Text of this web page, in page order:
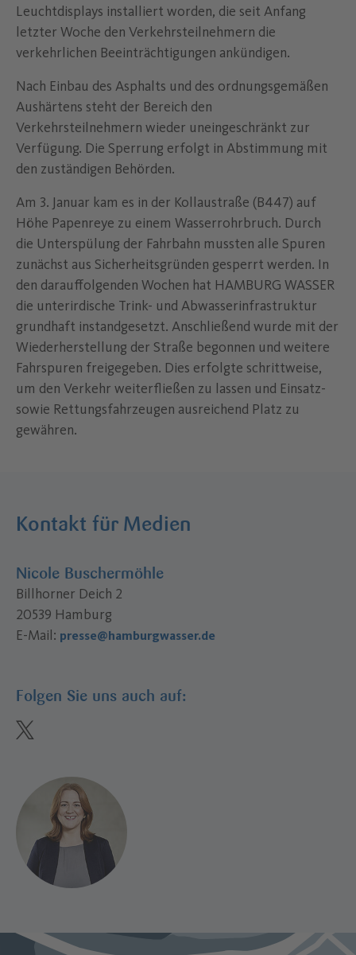
Leuchtdisplays installiert worden, die seit Anfang
letzter Woche den Verkehrsteilnehmern die
verkehrlichen Beeinträchtigungen ankündigen.
Nach Einbau des Asphalts und des ordnungsgemäßen
Aushärtens steht der Bereich den
Verkehrsteilnehmern wieder uneingeschränkt zur
Verfügung. Die Sperrung erfolgt in Abstimmung mit
den zuständigen Behörden.
Am 3. Januar kam es in der Kollaustraße (B447) auf
Höhe Papenreye zu einem Wasserrohrbruch. Durch
die Unterspülung der Fahrbahn mussten alle Spuren
zunächst aus Sicherheitsgründen gesperrt werden. In
den darauffolgenden Wochen hat HAMBURG WASSER
die unterirdische Trink- und Abwasserinfrastruktur
grundhaft instandgesetzt. Anschließend wurde mit der
Wiederherstellung der Straße begonnen und weitere
Fahrspuren freigegeben. Dies erfolgte schrittweise,
um den Verkehr weiterfließen zu lassen und Einsatz-
sowie Rettungsfahrzeugen ausreichend Platz zu
gewähren.
Kontakt für Medien
Nicole Buschermöhle
Billhorner Deich 2
20539 Hamburg
E-Mail: presse@hamburgwasser.de
Folgen Sie uns auch auf:
twitter